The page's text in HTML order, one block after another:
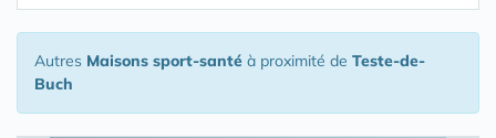
Autres Maisons sport-santé à proximité de Teste-de-
Buch